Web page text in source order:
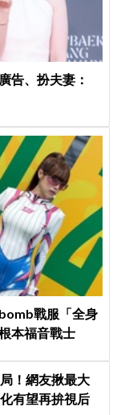
告、扮夫妻：
戰服「全身
本福音戰士
！網友揪最大
有望再拚視后